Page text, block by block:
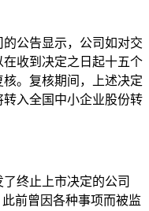
公告显示，公司如对交
收到决定之日起十五个
。复核期间，上述决定
入全国中小企业股份转
终止上市决定的公司
前曾因各种事项而被监